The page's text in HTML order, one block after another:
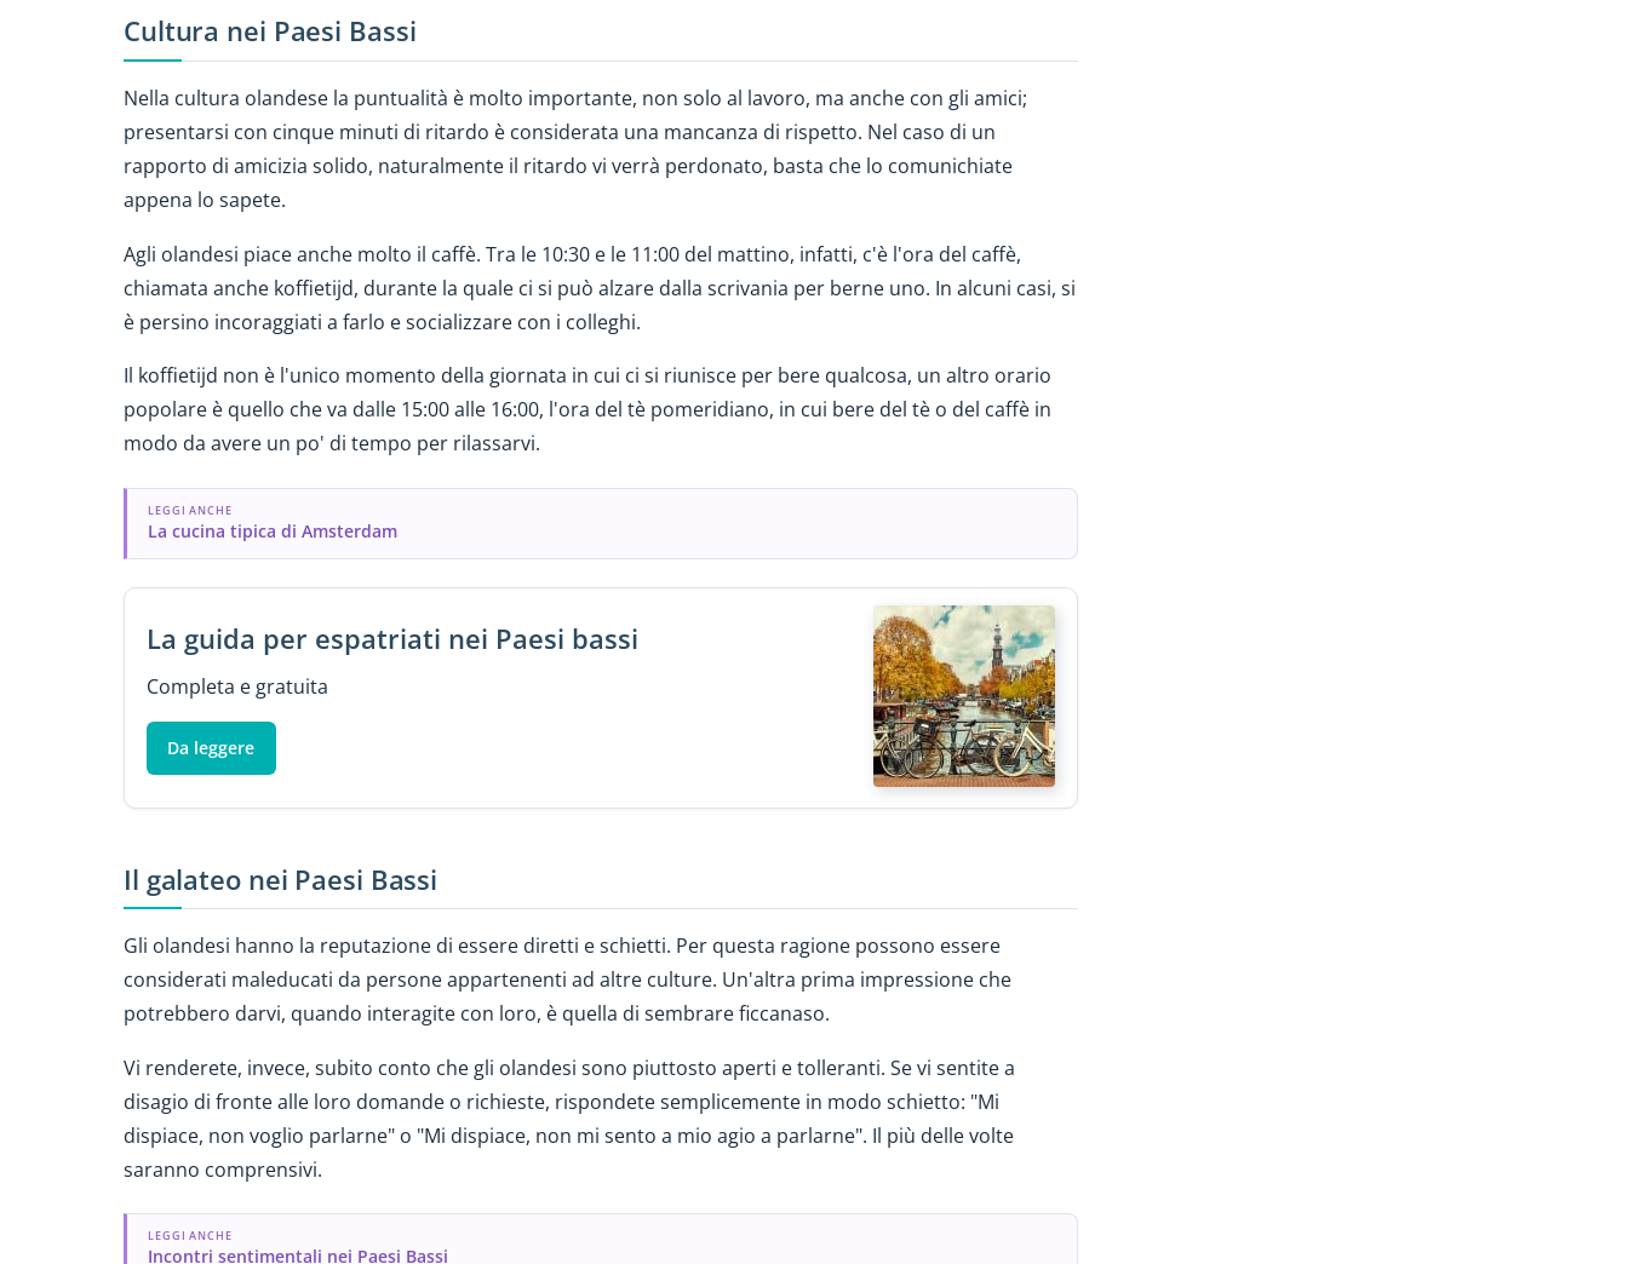
Cultura nei Paesi Bassi
Nella cultura olandese la puntualità è molto importante, non solo al lavoro, ma anche con gli amici;
presentarsi con cinque minuti di ritardo è considerata una mancanza di rispetto. Nel caso di un
rapporto di amicizia solido, naturalmente il ritardo vi verrà perdonato, basta che lo comunichiate
appena lo sapete.
Agli olandesi piace anche molto il caffè. Tra le 10:30 e le 11:00 del mattino, infatti, c'è l'ora del caffè,
chiamata anche koffietijd, durante la quale ci si può alzare dalla scrivania per berne uno. In alcuni casi, si
è persino incoraggiati a farlo e socializzare con i colleghi.
Il koffietijd non è l'unico momento della giornata in cui ci si riunisce per bere qualcosa, un altro orario
popolare è quello che va dalle 15:00 alle 16:00, l'ora del tè pomeridiano, in cui bere del tè o del caffè in
modo da avere un po' di tempo per rilassarvi.
LEGGI ANCHE
La cucina tipica di Amsterdam
La guida per espatriati nei Paesi bassi
Completa e gratuita
Da leggere
Il galateo nei Paesi Bassi
Gli olandesi hanno la reputazione di essere diretti e schietti. Per questa ragione possono essere
considerati maleducati da persone appartenenti ad altre culture. Un'altra prima impressione che
potrebbero darvi, quando interagite con loro, è quella di sembrare ficcanaso.
Vi renderete, invece, subito conto che gli olandesi sono piuttosto aperti e tolleranti. Se vi sentite a
disagio di fronte alle loro domande o richieste, rispondete semplicemente in modo schietto: "Mi
dispiace, non voglio parlarne" o "Mi dispiace, non mi sento a mio agio a parlarne". Il più delle volte
saranno comprensivi.
LEGGI ANCHE
Incontri sentimentali nei Paesi Bassi